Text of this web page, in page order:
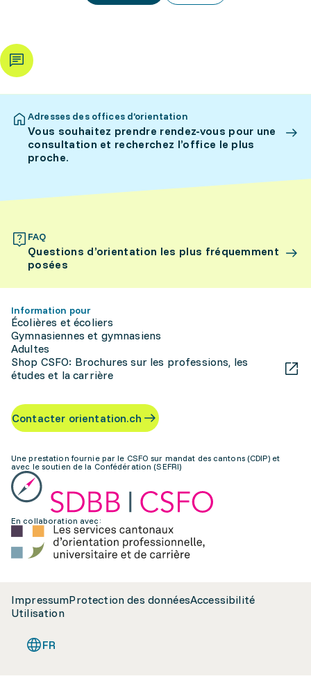
Adresses des offices d’orientation
Vous souhaitez prendre rendez-vous pour une
consultation et recherchez l’office le plus
proche.
FAQ
Questions d’orientation les plus fréquemment
posées
Information pour
Écolières et écoliers
Gymnasiennes et gymnasiens
Adultes
Shop CSFO: Brochures sur les professions, les
études et la carrière
Contacter orientation.ch
Une prestation fournie par le CSFO sur mandat des cantons (CDIP) et
avec le soutien de la Confédération (SEFRI)
En collaboration avec:
ImpressumProtection des donnéesAccessibilité
Utilisation
FR